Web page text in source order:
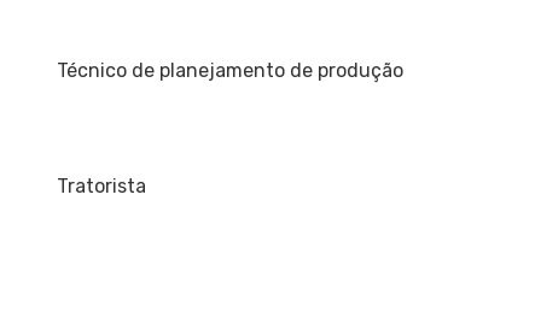
Técnico de planejamento de produção
Tratorista